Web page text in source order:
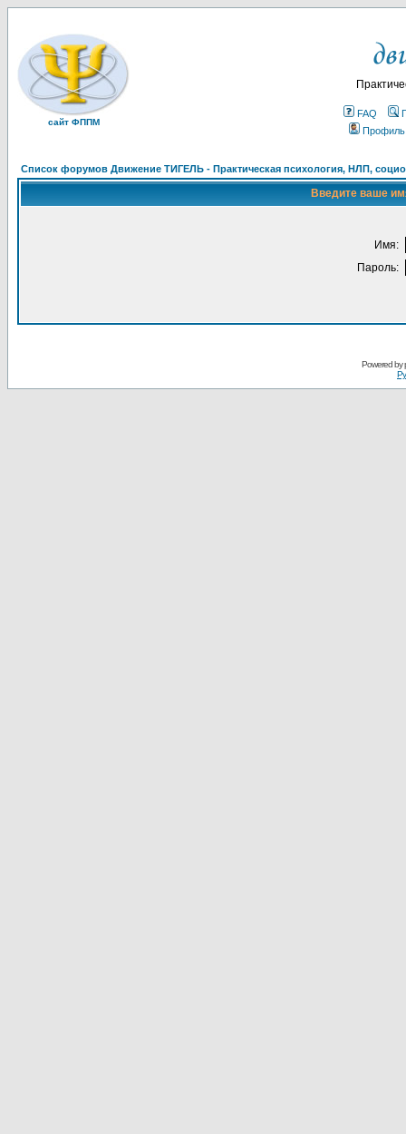
сайт ФППМ
FAQ
Профиль
Список форумов Движение ТИГЕЛЬ - Практическая психология, НЛП,
Введите ваше
Имя:
Пароль:
Powered by